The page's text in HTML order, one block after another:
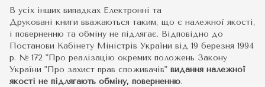
В усіх інших випадках Електронні та
Друковані книги вважаються таким, що є належної якості,
і поверненню та обміну не підлягає. Відповідно до
Постанови Кабінету Міністрів України від 19 березня 1994
р. № 172 "Про реалізацію окремих положень Закону
України "Про захист прав споживачів" видання належної
якості не підлягають обміну, поверненню.